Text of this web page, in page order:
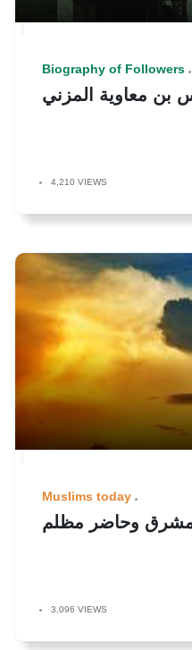
Biography of Followers
بن معاوية المزني
4,210 VIEWS
Muslims today
مشرق وحاضر مظلم
3,096 VIEWS